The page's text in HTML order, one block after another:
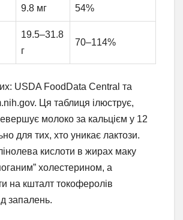
9.8 мг 54%
19.5–31.8
г
70–114%
USDA FoodData Central та
Ця таблиця ілюструє,
молоко за кальцієм у 12
для тих, хто уникає лактози.
кислоти в жирах маку
холестерином, а
на кшталт токоферолів
запалень.